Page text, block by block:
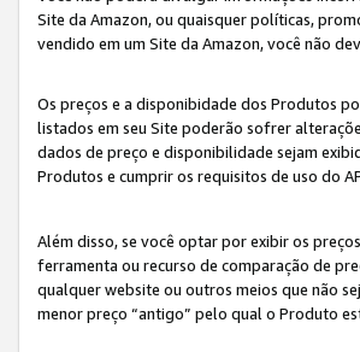
Site da Amazon, ou quaisquer políticas,
vendido em um Site da Amazon, você não
Os preços e a disponibidade dos Produtos
listados em seu Site poderão sofrer
dados de preço e disponibilidade sejam
Produtos e cumprir os requisitos de uso do
Além disso, se você optar por exibir os
ferramenta ou recurso de comparação de
qualquer website ou outros meios que não
menor preço “antigo” pelo qual o Produto